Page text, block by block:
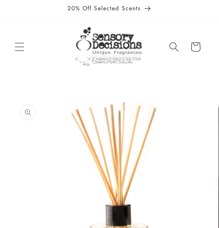
20% Off Selected Scents
Warenkorb